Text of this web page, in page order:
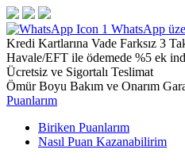
1 WhatsApp
Kredi Kartlarına Vade Farksız 3
Havale/EFT ile ödemede %5 ek
Ücretsiz ve Sigortalı Teslimat
Ömür Boyu Bakım ve Onarım
Puanlarım
Biriken Puanlarım
Nasıl Puan Kazanabilirim